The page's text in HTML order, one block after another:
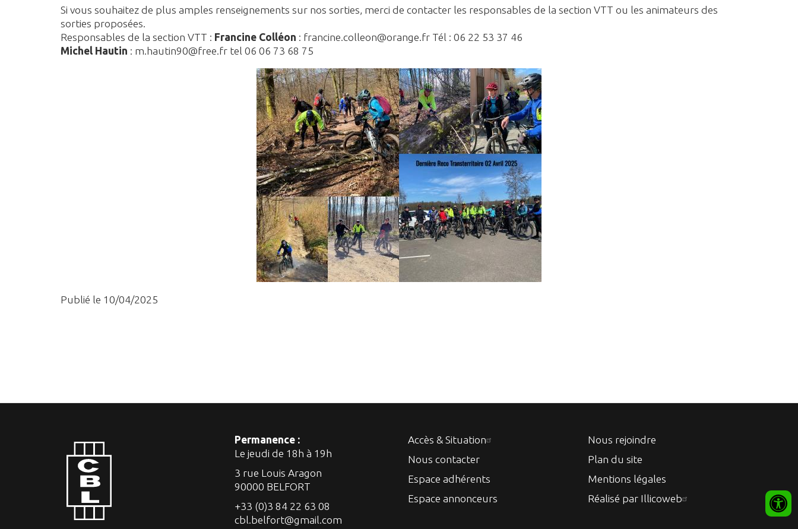
Si vous souhaitez de plus amples renseignements sur nos sorties, merci de contacter les responsables de la section VTT ou les animateurs des
sorties proposées.
Responsables de la section VTT : Francine Colléon : francine.colleon@orange.fr Tél : 06 22 53 37 46
Michel Hautin : m.hautin90@free.fr tel 06 06 73 68 75
Publié le 10/04/2025
Permanence :
Le jeudi de 18h à 19h
3 rue Louis Aragon
90000 BELFORT
+33 (0)3 84 22 63 08
cbl.belfort@gmail.com
Accès & Situation
Nous contacter
Espace adhérents
Espace annonceurs
Nous rejoindre
Plan du site
Mentions légales
Réalisé par Illicoweb